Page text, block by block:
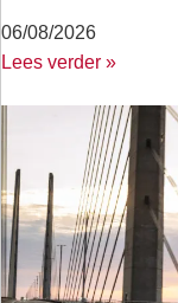
06/08/2026
Lees verder »